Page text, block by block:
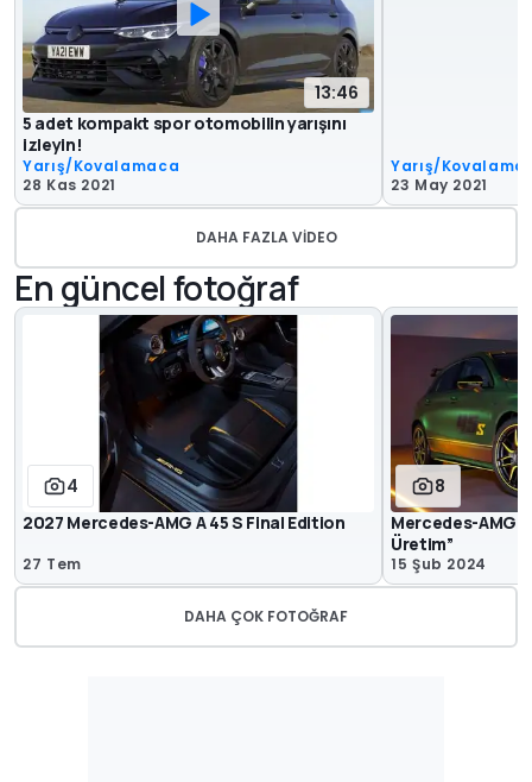
13:46
5 adet kompakt spor otomobilin yarışını
izleyin!
Yarış/Kovalamaca
28 Kas 2021
Yarış/
23 May 2021
DAHA FAZLA VIDEO
En güncel fotoğraf
4
2027 Mercedes-AMG A 45 S Final Edition
27 Tem
8
Mercedes-AMG A
Üretim”
15 Şub 2024
DAHA ÇOK FOTOĞRAF